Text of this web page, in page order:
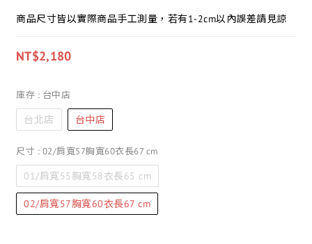
商品尺寸皆以實際商品手工測量，若有1-2cm以內誤差請見諒
NT$2,180
庫存 : 台中店
台北店 台中店
尺寸 : 02/肩寬57胸寬60衣長67 cm
01/肩寬55胸寬58衣長65 cm
02/肩寬57胸寬60衣長67 cm